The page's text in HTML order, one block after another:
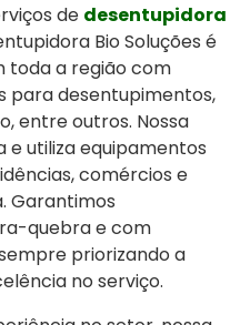
de desentupidora
Bio Soluções é
toda a região com
para desentupimentos,
entre outros. Nossa
utiliza equipamentos
comércios e
Garantimos
quebra e com
priorizando a
no serviço.